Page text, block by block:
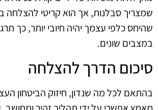
שמצריך סבלנות, אך הוא קריטי להצלחה
שהיחס כלפי עצמך יהיה חיובי יותר, כך
במצבים שונים.
סיכום הדרך להצלחה
בהתאם לכל מה שנדון, חיזוק הביטחון